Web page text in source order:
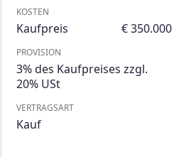
KOSTEN
Kaufpreis € 350.000
PROVISION
3% des Kaufpreises zzgl.
20% USt
VERTRAGSART
Kauf